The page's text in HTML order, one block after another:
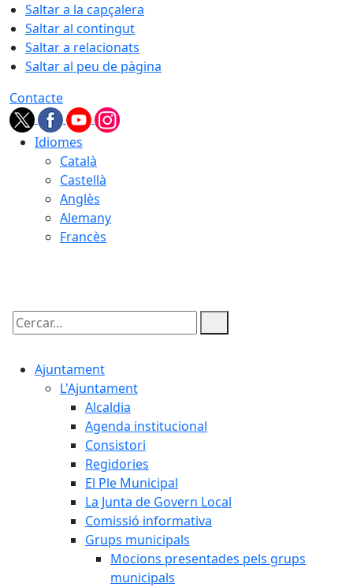
Saltar a la capçalera
Saltar al contingut
Saltar a relacionats
Saltar al peu de pàgina
Contacte
Idiomes
Català
Castellà
Anglès
Alemany
Francès
Cercar:
Ajuntament
L'Ajuntament
Alcaldia
Agenda institucional
Consistori
Regidories
El Ple Municipal
La Junta de Govern Local
Comissió informativa
Grups municipals
Mocions presentades pels grups
municipals